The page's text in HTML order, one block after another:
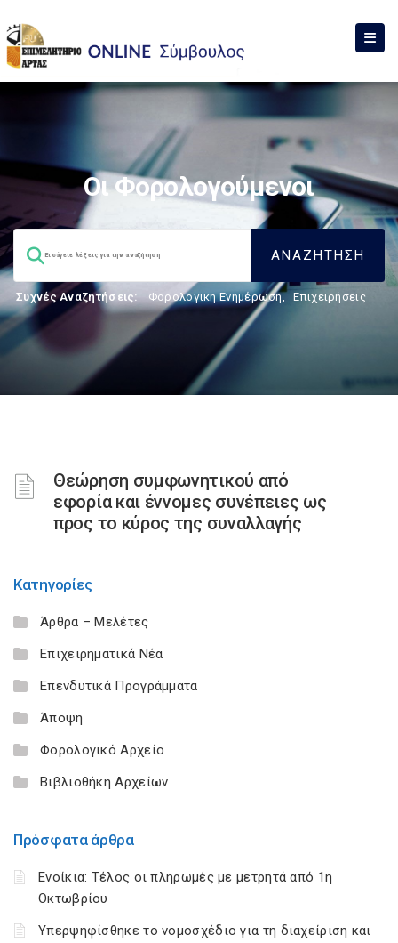
Οι Φορολογούμενοι
Συχνές Αναζητήσεις: Φορολογικη Ενημέρωση, Επιχειρήσεις
Θεώρηση συμφωνητικού από
εφορία και έννομες συνέπειες ως
προς το κύρος της συναλλαγής
Κατηγορίες
Άρθρα – Μελέτες
Επιχειρηματικά Νέα
Επενδυτικά Προγράμματα
Άποψη
Φορολογικό Αρχείο
Βιβλιοθήκη Αρχείων
Πρόσφατα άρθρα
Ενοίκια: Τέλος οι πληρωμές με μετρητά από 1η
Οκτωβρίου
Υπερψηφίσθηκε το νομοσχέδιο για τη διαχείριση και